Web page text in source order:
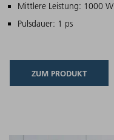
Hauptmerkmale
Mittlere Leistung: 1000 W
Pulsdauer: 1 ps
ZUM PRODUKT